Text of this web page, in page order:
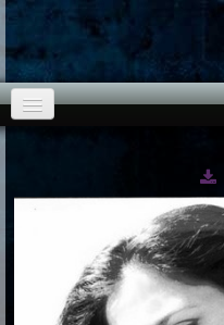
Ecouter Voir▼